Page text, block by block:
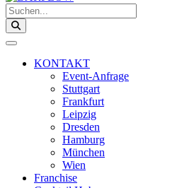
Suchen...
KONTAKT
Event-Anfrage
Stuttgart
Frankfurt
Leipzig
Dresden
Hamburg
München
Wien
Franchise